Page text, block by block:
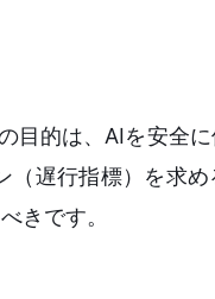
目的は、AIを安全
遅行指標）を求め
きです。